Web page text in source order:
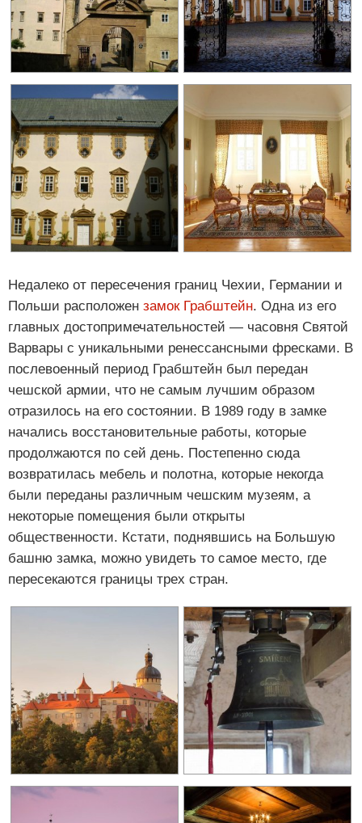
Недалеко от пересечения границ Чехии, Германии и
Польши расположен замок Грабштейн. Одна из его
главных достопримечательностей — часовня Святой
Варвары с уникальными ренессансными фресками. В
послевоенный период Грабштейн был передан
чешской армии, что не самым лучшим образом
отразилось на его состоянии. В 1989 году в замке
начались восстановительные работы, которые
продолжаются по сей день. Постепенно сюда
возвратилась мебель и полотна, которые некогда
были переданы различным чешским музеям, а
некоторые помещения были открыты
общественности. Кстати, поднявшись на Большую
башню замка, можно увидеть то самое место, где
пересекаются границы трех стран.